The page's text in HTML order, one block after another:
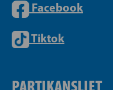
Facebook
Tiktok
PARTIKANSLIET